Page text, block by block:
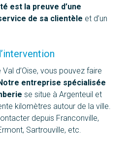
est la preuve d’une
de sa clientèle et d’un
d’Oise, vous pouvez faire
entreprise spécialisée
se situe à Argenteuil et
kilomètres autour de la ville.
depuis Franconville,
Sartrouville, etc.